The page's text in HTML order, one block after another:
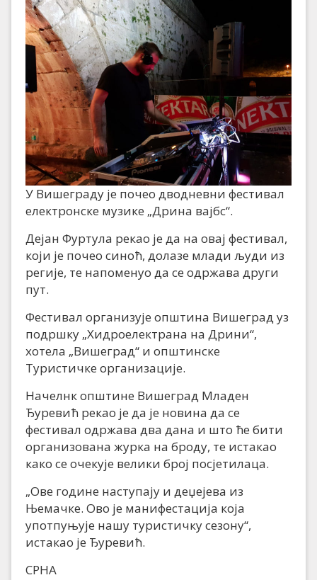
У Вишеграду је почео дводневни фестивал
електронске музике „Дрина вајбс“.
Дејан Фуртула рекао је да на овај фестивал,
који је почео синоћ, долазе млади људи из
регије, те напоменуо да се одржава други
пут.
Фестивал организује општина Вишеград уз
подршку „Хидроелектрана на Дрини“,
хотела „Вишеград“ и општинске
Туристичке организације.
Начелнк општине Вишеград Младен
Ђуревић рекао је да је новина да се
фестивал одржава два дана и што ће бити
организована журка на броду, те истакао
како се очекује велики број посјетилаца.
„Ове године наступају и деџејева из
Њемачке. Ово је манифестација која
употпуњује нашу туристичку сезону“,
истакао је Ђуревић.
СРНА